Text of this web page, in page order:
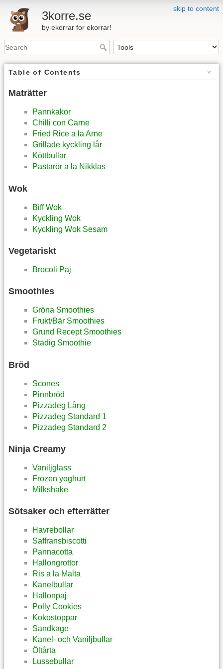
skip to content
3korre.se
by ekorrar for ekorrar!
Table of Contents
Maträtter
Pannkakor
Chilli con Carne
Fried Rice a la Arne
Grillade kyckling lår
Köttbullar
Pastarör a la Nikklas
Wok
Biff Wok
Kyckling Wok
Kyckling Wok Sesam
Vegetariskt
Brocoli Paj
Smoothies
Gröna Smoothies
Frukt/Bär Smoothies
Grund Recept Smoothies
Stadig Smoothie
Bröd
Scones
Pinnbröd
Pizzadeg Lång
Pizzadeg Standard 1
Pizzadeg Standard 2
Ninja Creamy
Vaniljglass
Frozen yoghurt
Milkshake
Sötsaker och efterrätter
Havrebollar
Saffransbiscotti
Pannacotta
Hallongrottor
Ris a la Malta
Kanelbullar
Hallonpaj
Polly Cookies
Kokostoppar
Sandkage
Kanel- och Vaniljbullar
Öltårta
Lussebullar